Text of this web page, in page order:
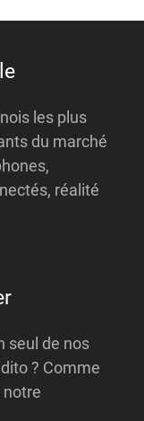
les plus
du marché
réalité
seul de nos
? Comme
notre